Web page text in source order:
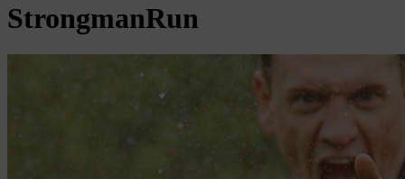
StrongmanRun